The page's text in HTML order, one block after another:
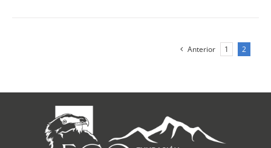
opciones
en
página
de
producto
Anterior 1 2